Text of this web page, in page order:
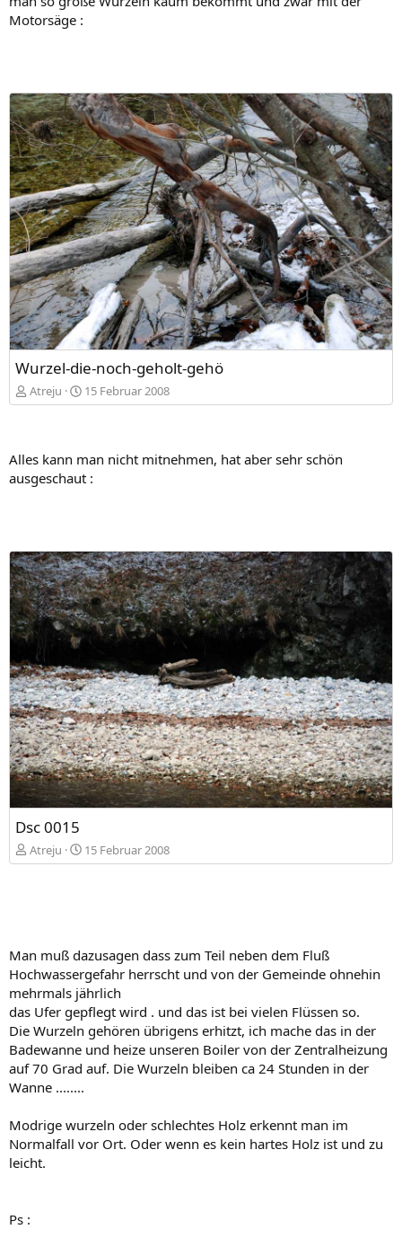
Motorsäge :
Wurzel-die-noch-geholt-gehö
Atreju 15 Februar 2008
Alles kann man nicht mitnehmen, hat aber sehr schön
ausgeschaut :
Dsc 0015
Atreju 15 Februar 2008
Man muß dazusagen dass zum Teil neben dem Fluß
Hochwassergefahr herrscht und von der Gemeinde ohnehin
mehrmals jährlich
das Ufer gepflegt wird . und das ist bei vielen Flüssen so.
Die Wurzeln gehören übrigens erhitzt, ich mache das in der
Badewanne und heize unseren Boiler von der Zentralheizung
auf 70 Grad auf. Die Wurzeln bleiben ca 24 Stunden in der
Wanne ........
Modrige wurzeln oder schlechtes Holz erkennt man im
Normalfall vor Ort. Oder wenn es kein hartes Holz ist und zu
leicht.
Ps :